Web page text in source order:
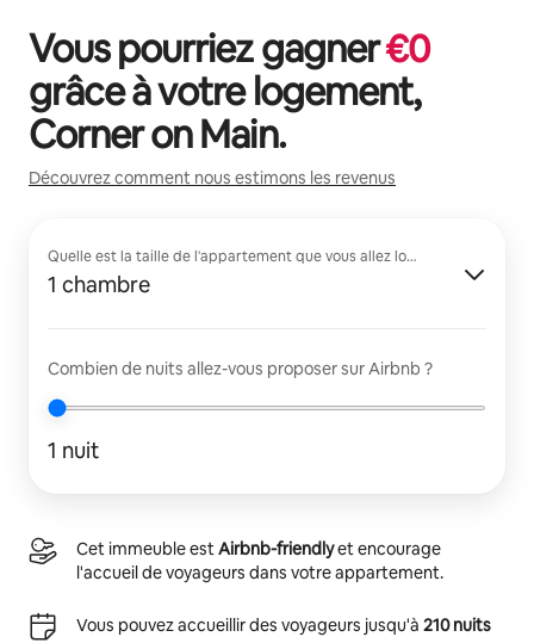
Vous pourriez gagner€0
grâce à votre logement,
Corner on Main.
Découvrez comment nous estimons les revenus
Quelle est la taille de l'appartement que vous allez louer ?
1 chambre
Combien de nuits allez-vous proposer sur Airbnb ?
1 nuit
Cet immeuble estAirbnb-friendlyet encourage
l'accueil de voyageurs dans votre appartement.
Vous pouvez accueillir des voyageurs jusqu'à 210 nuits